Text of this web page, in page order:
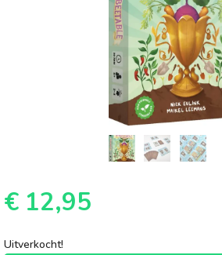
€ 12,95
Uitverkocht!